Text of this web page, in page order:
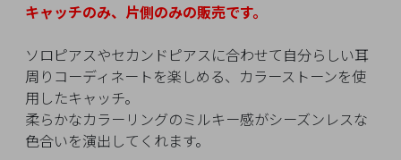
キャッチのみ、片側のみの販売です。
ソロピアスやセカンドピアスに合わせて自分らしい耳
周りコーディネートを楽しめる、カラーストーンを使
用したキャッチ。
柔らかなカラーリングのミルキー感がシーズンレスな
色合いを演出してくれます。
マ
イ
ペ
ー